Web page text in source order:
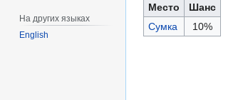
Место
Шанс
Сумка
10%
На других языках
English